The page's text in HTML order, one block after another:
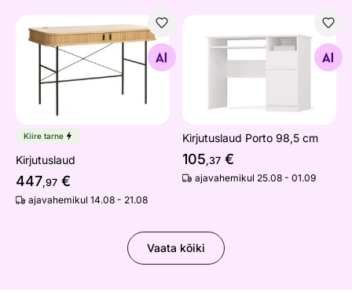
Kirjutuslaud
Otsi sarnaseid
Kiire tarne
Kirjutuslaud
447,97 €
ajavahemikul 14.08 - 21.08
Kirjutuslaud Porto 98,5 cm
Otsi sarnaseid
Kirjutuslaud Porto 98,5 cm
105,37 €
ajavahemikul 25.08 - 01.09
Vaata kõiki